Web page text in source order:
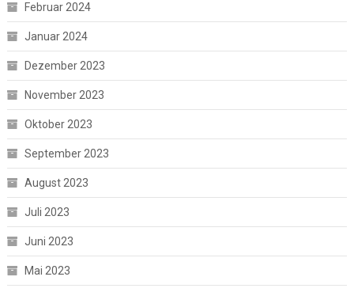
Februar 2024
Januar 2024
Dezember 2023
November 2023
Oktober 2023
September 2023
August 2023
Juli 2023
Juni 2023
Mai 2023